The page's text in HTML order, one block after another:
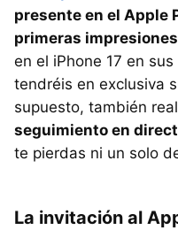
presente en el Apple
primeras impresiones
en el iPhone 17 en
tendréis en exclusiva
supuesto, también
seguimiento en
te pierdas ni un solo
La invitación al